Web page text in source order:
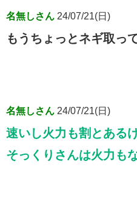
名無しさん 24/07/21(日)
もうちょっとネギ取っ
名無しさん 24/07/21(日)
速いし火力も割とある
そっくりさんは火力も